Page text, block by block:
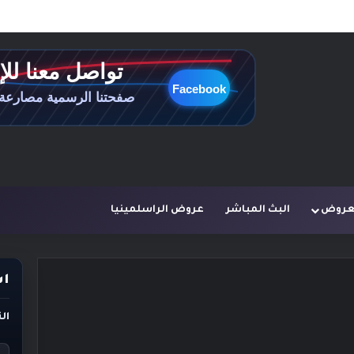
البث المباشر عروض الراسلمينيا